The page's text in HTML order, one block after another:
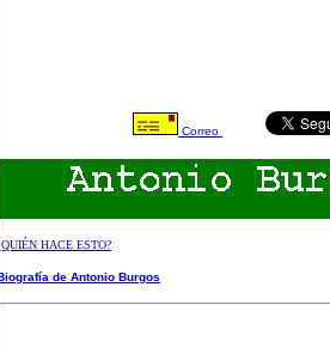
Correo
HACE ESTO?
de Antonio Burgos